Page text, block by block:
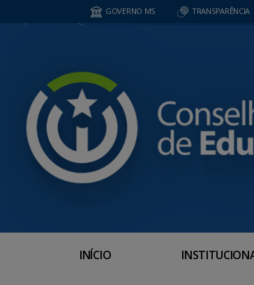
GOVERNO MS TRANSPARÊNCIA
INÍCIO